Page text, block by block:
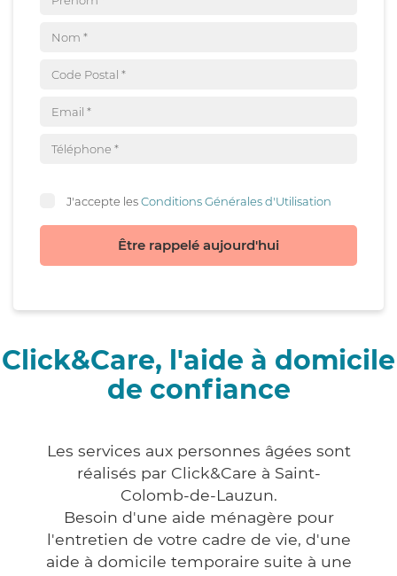
J'accepte lesConditions Générales d'Utilisation
Être rappelé aujourd'hui
Click&Care, l'aide à domicile
de confiance
Les services aux personnes âgées sont
réalisés par Click&Care à Saint-
Colomb-de-Lauzun.
Besoin d'une aide ménagère pour
l'entretien de votre cadre de vie, d'une
aide à domicile temporaire suite à une